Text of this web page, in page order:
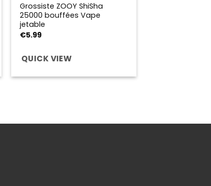
Grossiste ZOOY ShiSha
25000 bouffées Vape
jetable
€5.99
QUICK VIEW